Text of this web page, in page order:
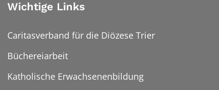
Wichtige Links
Caritasverband für die Diözese Trier
Büchereiarbeit
Katholische Erwachsenenbildung